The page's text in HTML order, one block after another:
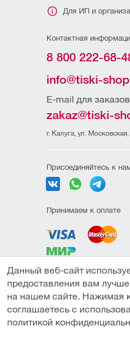
Подобрать аналог
Для ИП и
Контактная
8 800 222-68-
info@tiski-
E-mail для заказов
zakaz@tiski-
г. Калуга, ул.
Присоединяйтесь к
Принимаем к оплате
конфиденциальности
соглашение
Публичная оферта
Данный веб-сайт
предоставления вам
на нашем сайте. Нажимая
соглашаетесь с
политикой